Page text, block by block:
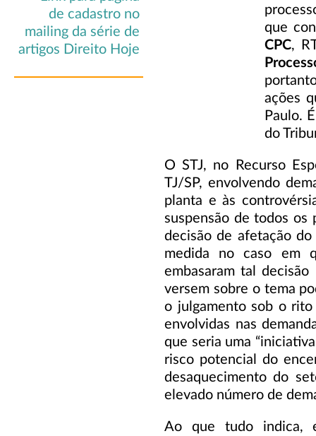
que
CPC,
ações
Paulo.
do
O STJ, no Recurso
TJ/SP, envolvendo
planta e às
suspensão de todos os
decisão de afetação
medida no caso em
embasaram tal
versem sobre o tema
o julgamento sob o rito
envolvidas nas
que seria uma
risco potencial do
desaquecimento do
elevado número de
Ao que tudo indica,